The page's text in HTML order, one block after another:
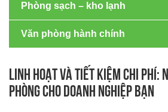
Phòng sạch – kho lạnh
Văn phòng hành chính
LINH HOẠT VÀ TIẾT KIỆM CHI PHÍ:
PHÒNG CHO DOANH NGHIỆP BẠN